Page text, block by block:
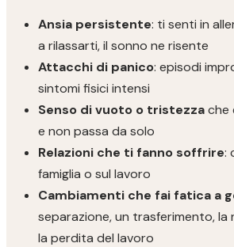
Ansia persistente: ti senti in
a rilassarti, il sonno ne risente
Attacchi di panico: episodi
sintomi fisici intensi
Senso di vuoto o tristezzache
e non passa da solo
Relazioni che ti fanno soffrire:
famiglia o sul lavoro
Cambiamenti che fai fatica a
separazione, un trasferimento, la
la perdita del lavoro